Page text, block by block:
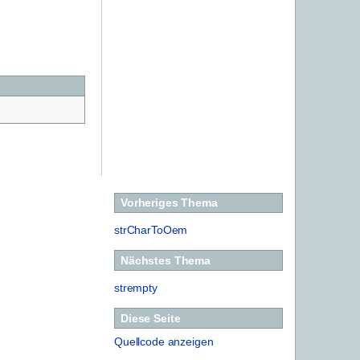
Vorheriges Thema
strCharToOem
Nächstes Thema
strempty
Diese Seite
Quellcode anzeigen